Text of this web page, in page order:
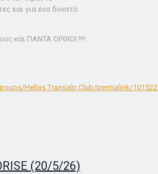
και για ένα δυνατό
και ΠΑΝΤΑ ΟΡΘΙΟΙ !!!!
Hellas.Transalp.Club/permalink/
(20/5/26)